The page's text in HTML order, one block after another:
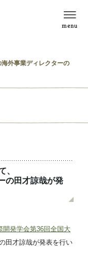
menu
外事業ディレクターの
、
の田才諒哉が発
開発学会第36回全国大
田才諒哉が発表を行い